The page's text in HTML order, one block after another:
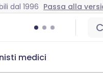
dal 1996 Passa alla
medici